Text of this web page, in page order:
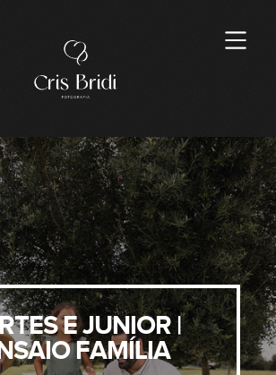
E JUNIOR |
FAMÍLIA